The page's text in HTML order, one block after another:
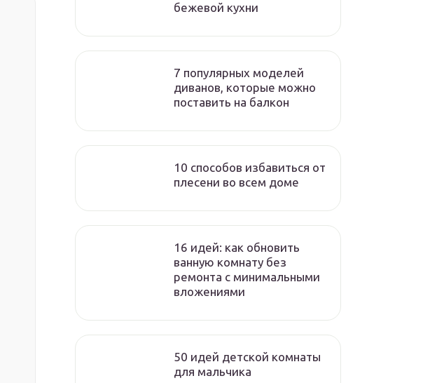
бежевой кухни
7 популярных моделей
диванов, которые можно
поставить на балкон
10 способов избавиться от
плесени во всем доме
16 идей: как обновить
ванную комнату без
ремонта с минимальными
вложениями
50 идей детской комнаты
для мальчика